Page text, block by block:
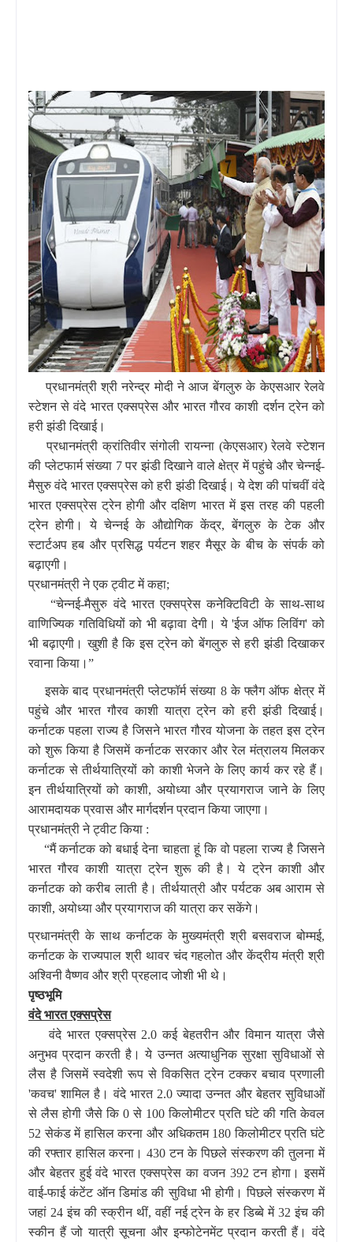
प्रधानमंत्री श्री नरेन्द्र मोदी ने आज बेंगलुरु के केएसआर रेलवे
स्टेशन से वंदे भारत एक्सप्रेस और भारत गौरव काशी दर्शन ट्रेन को
हरी झंडी दिखाई।
प्रधानमंत्री क्रांतिवीर संगोली रायन्ना (केएसआर) रेलवे स्टेशन
की प्लेटफार्म संख्या 7 पर झंडी दिखाने वाले क्षेत्र में पहुंचे और चेन्नई-
मैसुरु वंदे भारत एक्सप्रेस को हरी झंडी दिखाई। ये देश की पांचवीं वंदे
भारत एक्सप्रेस ट्रेन होगी और दक्षिण भारत में इस तरह की पहली
ट्रेन होगी। ये चेन्नई के औद्योगिक केंद्र, बेंगलुरु के टेक और
स्टार्टअप हब और प्रसिद्ध पर्यटन शहर मैसूर के बीच के संपर्क को
बढ़ाएगी।
प्रधानमंत्री ने एक ट्वीट में कहा;
“चेन्नई-मैसुरु वंदे भारत एक्सप्रेस कनेक्टिविटी के साथ-साथ
वाणिज्यिक गतिविधियों को भी बढ़ावा देगी। ये 'ईज ऑफ लिविंग' को
भी बढ़ाएगी। खुशी है कि इस ट्रेन को बेंगलुरु से हरी झंडी दिखाकर
रवाना किया।”
इसके बाद प्रधानमंत्री प्लेटफॉर्म संख्या 8 के फ्लैग ऑफ क्षेत्र में
पहुंचे और भारत गौरव काशी यात्रा ट्रेन को हरी झंडी दिखाई।
कर्नाटक पहला राज्य है जिसने भारत गौरव योजना के तहत इस ट्रेन
को शुरू किया है जिसमें कर्नाटक सरकार और रेल मंत्रालय मिलकर
कर्नाटक से तीर्थयात्रियों को काशी भेजने के लिए कार्य कर रहे हैं।
इन तीर्थयात्रियों को काशी, अयोध्या और प्रयागराज जाने के लिए
आरामदायक प्रवास और मार्गदर्शन प्रदान किया जाएगा।
प्रधानमंत्री ने ट्वीट किया :
“मैं कर्नाटक को बधाई देना चाहता हूं कि वो पहला राज्य है जिसने
भारत गौरव काशी यात्रा ट्रेन शुरू की है। ये ट्रेन काशी और
कर्नाटक को करीब लाती है। तीर्थयात्री और पर्यटक अब आराम से
काशी, अयोध्या और प्रयागराज की यात्रा कर सकेंगे।
प्रधानमंत्री के साथ कर्नाटक के मुख्यमंत्री श्री बसवराज बोम्मई,
कर्नाटक के राज्यपाल श्री थावर चंद गहलोत और केंद्रीय मंत्री श्री
अश्विनी वैष्णव और श्री प्रहलाद जोशी भी थे।
पृष्ठभूमि
वंदे भारत एक्सप्रेस
वंदे भारत एक्सप्रेस 2.0 कई बेहतरीन और विमान यात्रा जैसे
अनुभव प्रदान करती है। ये उन्नत अत्याधुनिक सुरक्षा सुविधाओं से
लैस है जिसमें स्वदेशी रूप से विकसित ट्रेन टक्कर बचाव प्रणाली
'कवच' शामिल है। वंदे भारत 2.0 ज्यादा उन्नत और बेहतर सुविधाओं
से लैस होगी जैसे कि 0 से 100 किलोमीटर प्रति घंटे की गति केवल
52 सेकंड में हासिल करना और अधिकतम 180 किलोमीटर प्रति घंटे
की रफ्तार हासिल करना। 430 टन के पिछले संस्करण की तुलना में
और बेहतर हुई वंदे भारत एक्सप्रेस का वजन 392 टन होगा। इसमें
वाई-फाई कंटेंट ऑन डिमांड की सुविधा भी होगी। पिछले संस्करण में
जहां 24 इंच की स्क्रीन थीं, वहीं नई ट्रेन के हर डिब्बे में 32 इंच की
स्कीन हैं जो यात्री सूचना और इन्फोटेनमेंट प्रदान करती हैं। वंदे